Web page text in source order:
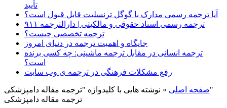
تأیید
آیا ترجمه رسمی مدارک با گوگل ترنسلیت قابل قبول است؟
ترجمه رسمی اسناد حقوقی و مالکیتی | دارالترجمه ۹۱۱
ترجمه تخصصی چیست؟
جایگاه و اهمیت ترجمه در دنیای امروز
ترجمه انسانی در مقابل ترجمه ماشینی: چه کسی برنده
است؟
رفع مشکلات فرهنگی در ترجمه ی وب سایت
صفحه اصلی »
نوشته هایی با کلیدواژه "ترجمه مقاله دامپزشکی"
ترجمه مقاله دامپزشکی